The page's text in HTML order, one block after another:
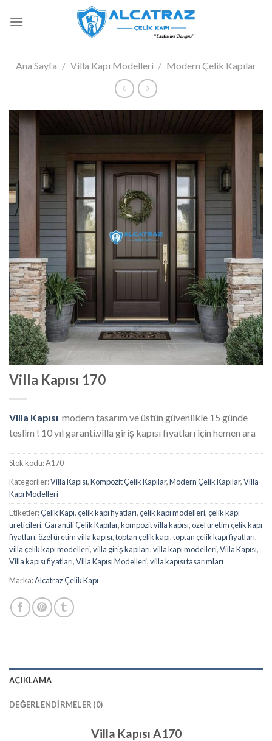
atla
Ana Sayfa / Villa Kapı Modelleri / Modern Çelik Kapılar
Villa Kapısı 170
Villa Kapısı modern tasarım ve üstün güvenlikle 15 günde
teslim ! 10 yıl garanti.villa giriş kapısı fiyatları için hemen ara
Stok kodu:A170
Kategoriler:Villa Kapısı,Kompozit Çelik Kapılar,Modern Çelik Kapılar,Villa
Kapı Modelleri
Etiketler:Çelik Kapı,çelik kapı fiyatları,çelik kapı modelleri,çelik kapı
üreticileri,Garantili Çelik Kapılar,kompozit villa kapısı,özel üretim çelik kapı
fiyatları,özel üretim villa kapısı,toptan çelik kapı,toptan çelik kapı fiyatları,
villa çelik kapı modelleri,villa giriş kapıları,villa kapı modelleri,Villa Kapısı,
Villa kapısı fiyatları,Villa Kapısı Modelleri,villa kapısı tasarımları
Marka:Alcatraz Çelik Kapı
AÇIKLAMA
DEĞERLENDIRMELER (0)
Villa Kapısı A170